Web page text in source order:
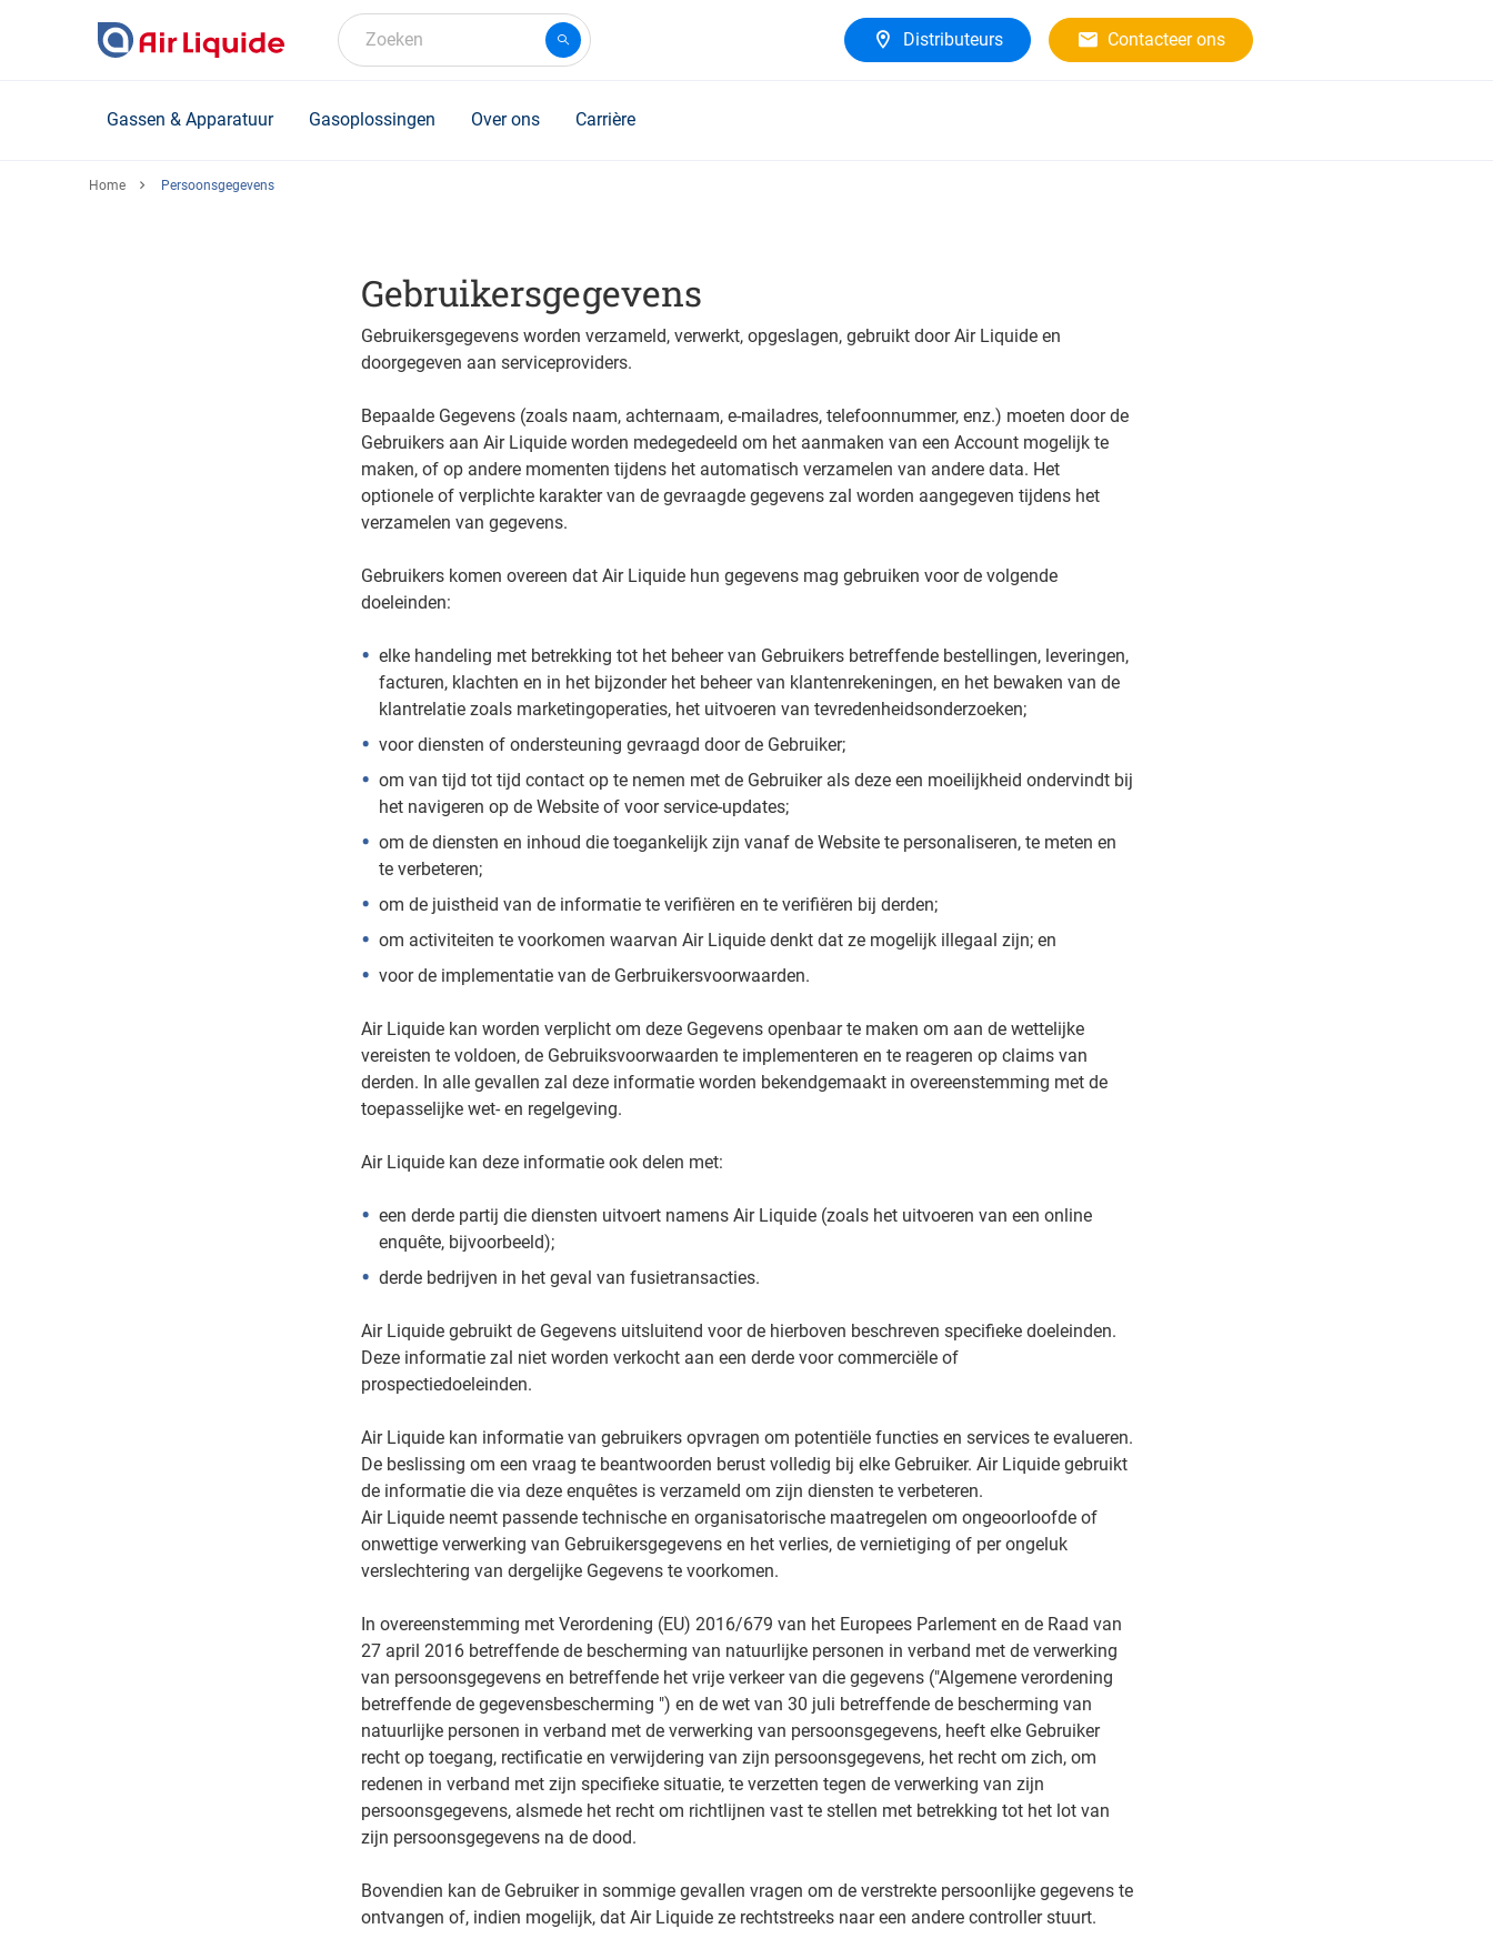
Zoeken Distributeurs Contacteer ons
Gassen & Apparatuur Gasoplossingen Over ons Carrière
Home Persoonsgegevens
Gebruikersgegevens
Gebruikersgegevens worden verzameld, verwerkt, opgeslagen, gebruikt door Air Liquide en
doorgegeven aan serviceproviders.
Bepaalde Gegevens (zoals naam, achternaam, e-mailadres, telefoonnummer, enz.) moeten door de
Gebruikers aan Air Liquide worden medegedeeld om het aanmaken van een Account mogelijk te
maken, of op andere momenten tijdens het automatisch verzamelen van andere data. Het
optionele of verplichte karakter van de gevraagde gegevens zal worden aangegeven tijdens het
verzamelen van gegevens.
Gebruikers komen overeen dat Air Liquide hun gegevens mag gebruiken voor de volgende
doeleinden:
elke handeling met betrekking tot het beheer van Gebruikers betreffende bestellingen, leveringen,
facturen, klachten en in het bijzonder het beheer van klantenrekeningen, en het bewaken van de
klantrelatie zoals marketingoperaties, het uitvoeren van tevredenheidsonderzoeken;
voor diensten of ondersteuning gevraagd door de Gebruiker;
om van tijd tot tijd contact op te nemen met de Gebruiker als deze een moeilijkheid ondervindt bij
het navigeren op de Website of voor service-updates;
om de diensten en inhoud die toegankelijk zijn vanaf de Website te personaliseren, te meten en
te verbeteren;
om de juistheid van de informatie te verifiëren en te verifiëren bij derden;
om activiteiten te voorkomen waarvan Air Liquide denkt dat ze mogelijk illegaal zijn; en
voor de implementatie van de Gerbruikersvoorwaarden.
Air Liquide kan worden verplicht om deze Gegevens openbaar te maken om aan de wettelijke
vereisten te voldoen, de Gebruiksvoorwaarden te implementeren en te reageren op claims van
derden. In alle gevallen zal deze informatie worden bekendgemaakt in overeenstemming met de
toepasselijke wet- en regelgeving.
Air Liquide kan deze informatie ook delen met:
een derde partij die diensten uitvoert namens Air Liquide (zoals het uitvoeren van een online
enquête, bijvoorbeeld);
derde bedrijven in het geval van fusietransacties.
Air Liquide gebruikt de Gegevens uitsluitend voor de hierboven beschreven specifieke doeleinden.
Deze informatie zal niet worden verkocht aan een derde voor commerciële of
prospectiedoeleinden.
Air Liquide kan informatie van gebruikers opvragen om potentiële functies en services te evalueren.
De beslissing om een ​​vraag te beantwoorden berust volledig bij elke Gebruiker. Air Liquide gebruikt
de informatie die via deze enquêtes is verzameld om zijn diensten te verbeteren.
Air Liquide neemt passende technische en organisatorische maatregelen om ongeoorloofde of
onwettige verwerking van Gebruikersgegevens en het verlies, de vernietiging of per ongeluk
verslechtering van dergelijke Gegevens te voorkomen.
In overeenstemming met Verordening (EU) 2016/679 van het Europees Parlement en de Raad van
27 april 2016 betreffende de bescherming van natuurlijke personen in verband met de verwerking
van persoonsgegevens en betreffende het vrije verkeer van die gegevens ("Algemene verordening
betreffende de gegevensbescherming ") en de wet van 30 juli betreffende de bescherming van
natuurlijke personen in verband met de verwerking van persoonsgegevens, heeft elke Gebruiker
recht op toegang, rectificatie en verwijdering van zijn persoonsgegevens, het recht om zich, om
redenen in verband met zijn specifieke situatie, te verzetten tegen de verwerking van zijn
persoonsgegevens, alsmede het recht om richtlijnen vast te stellen met betrekking tot het lot van
zijn persoonsgegevens na de dood.
Bovendien kan de Gebruiker in sommige gevallen vragen om de verstrekte persoonlijke gegevens te
ontvangen of, indien mogelijk, dat Air Liquide ze rechtstreeks naar een andere controller stuurt.